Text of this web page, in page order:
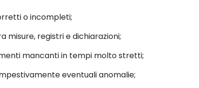
o incompleti;
misure, registri e dichiarazioni;
mancanti in tempi molto stretti;
eventuali anomalie;